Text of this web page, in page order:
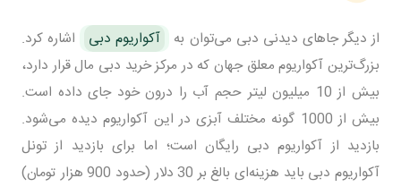
از دیگر جاهای دیدنی دبی می‌توان به آکواریوم دبی
اشاره کرد.
بزرگ‌ترین آکواریوم معلق جهان که در مرکز خرید دبی مال قرار دارد،
بیش از 10 میلیون لیتر حجم آب را درون خود جای داده است.
بیش از 1000 گونه مختلف آبزی در این آکواریوم دیده می‌شود.
بازدید از آکواریوم دبی رایگان است؛ اما برای بازدید از تونل
آکواریوم دبی باید هزینه‌ای بالغ بر 30 دلار (حدود 900 هزار تومان)